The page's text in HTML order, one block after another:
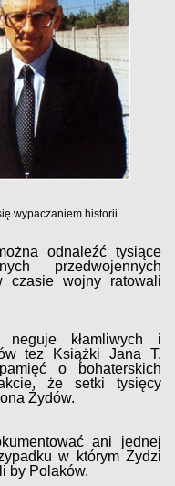
wypaczaniem historii.
odnaleźć tysiące
przedwojennych
czasie wojny ratowali
kłamliwych i
tez Książki Jana T.
o bohaterskich
że setki tysięcy
Żydów.
ani jednej
w którym Żydzi
by Polaków.